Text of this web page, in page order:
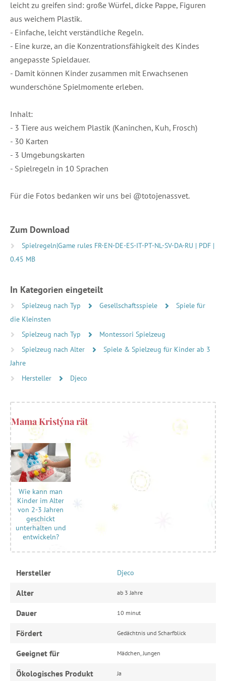
leicht zu greifen sind: große Würfel, dicke Pappe, Figuren
aus weichem Plastik.
- Einfache, leicht verständliche Regeln.
- Eine kurze, an die Konzentrationsfähigkeit des Kindes
angepasste Spieldauer.
- Damit können Kinder zusammen mit Erwachsenen
wunderschöne Spielmomente erleben.
Inhalt:
- 3 Tiere aus weichem Plastik (Kaninchen, Kuh, Frosch)
- 30 Karten
- 3 Umgebungskarten
- Spielregeln in 10 Sprachen
Für die Fotos bedanken wir uns bei @totojenassvet.
Zum Download
Spielregeln|Game rules FR-EN-DE-ES-IT-PT-NL-SV-DA-RU | PDF |
0.45 MB
In Kategorien eingeteilt
Spielzeug nach Typ Gesellschaftsspiele
Spiele für
die Kleinsten
Spielzeug nach Typ
Montessori Spielzeug
Spielzeug nach Alter
Spiele & Spielzeug für Kinder ab 3
Jahre
Hersteller
Djeco
Mama Kristýna rät
Wie kann man
Kinder im Alter
von 2-3 Jahren
geschickt
unterhalten und
entwickeln?
Hersteller Djeco
Alter ab 3 Jahre
Dauer 10 minut
Fördert Gedächtnis und Scharfblick
Geeignet für Mädchen, Jungen
Ökologisches Produkt Ja